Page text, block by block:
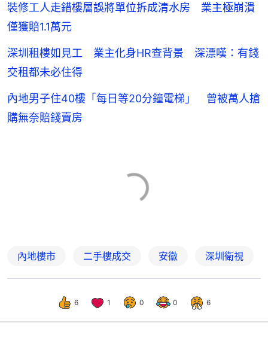
裝修工人走錯樓層誤將單位拆成清水房 業主極崩潰
僅獲賠1.1萬元
深圳租樓如見工 業主化身HR查背景 深漂嘆：有錢
交租都未必住得
內地男子住40樓「每日等20分鐘電梯」 曾被萬人搶
購無奈賠錢賣房
內地樓市 二手樓成交 安徽 深圳衛視
6 1 0 0 6